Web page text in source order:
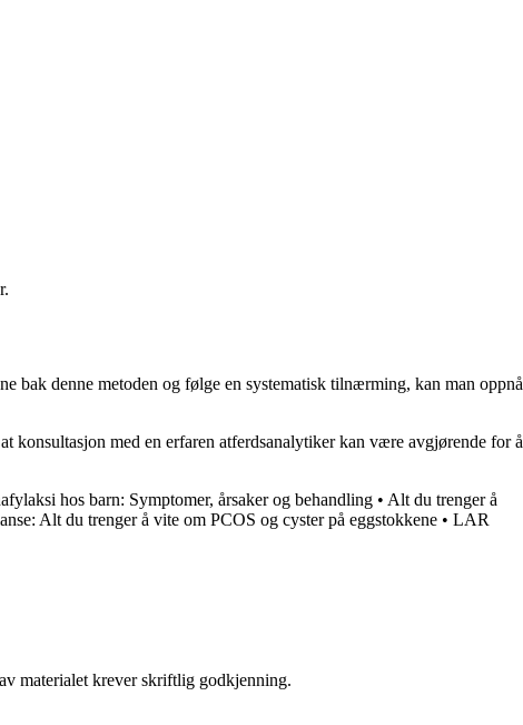
bak denne metoden og følge en systematisk tilnærming, kan man oppnå
konsultasjon med en erfaren atferdsanalytiker kan være avgjørende for å
hos barn: Symptomer, årsaker og behandling • Alt du trenger å
Alt du trenger å vite om PCOS og cyster på eggstokkene • LAR
materialet krever skriftlig godkjenning.